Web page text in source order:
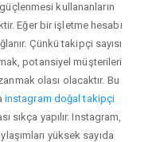
kullananların
Eğer bir işletme hesabı
Çünkü takipçi sayısı
potansiyel müşterileri
olası olacaktır. Bu
instagram doğal takipçi
sıkça yapılır. Instagram,
yüksek sayıda